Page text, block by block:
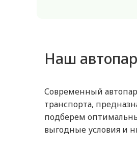
Наш
Современный
транспорта,
подберем
выгодные условия и